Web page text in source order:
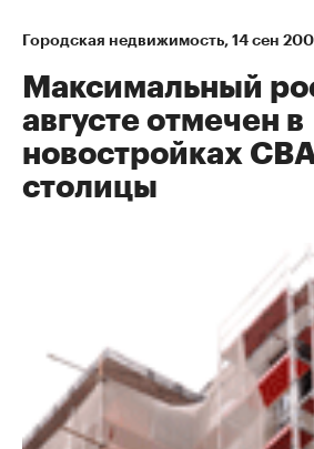
Городская недвижимость⁠, 14 сен
Максимальный
августе отмечен в
новостройках
столицы